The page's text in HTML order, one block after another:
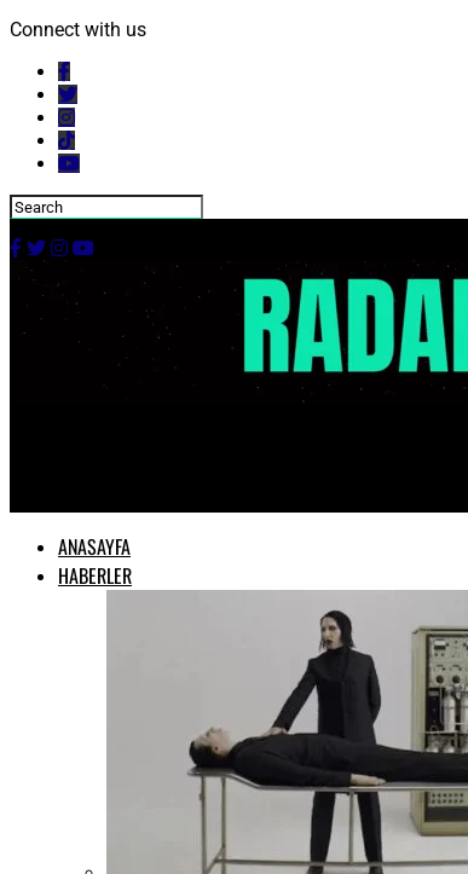
Connect with us
ANASAYFA
HABERLER